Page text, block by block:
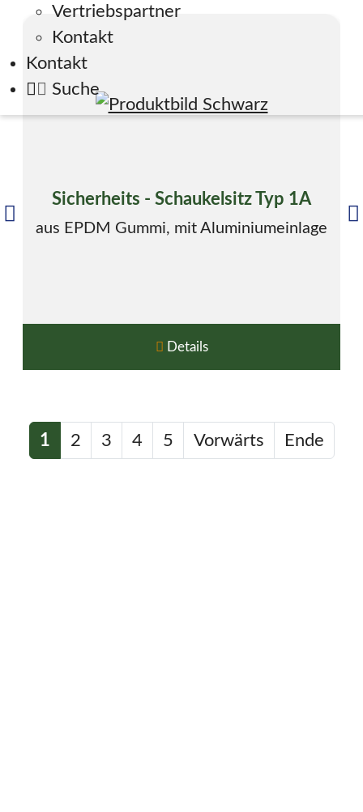
Vertriebspartner
Kontakt
Kontakt
Suche
Sicherheits - Schaukelsitz Typ 1A
aus EPDM Gummi, mit Aluminiumeinlage
Details
1 2 3 4 5 Vorwärts Ende